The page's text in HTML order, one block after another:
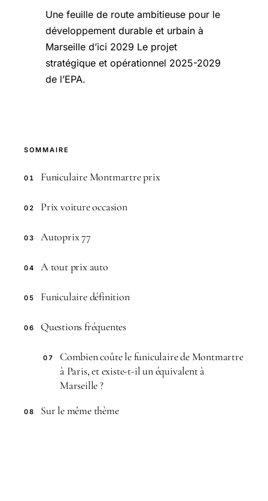
Une feuille de route ambitieuse pour le
développement durable et urbain à
Marseille d’ici 2029 Le projet
stratégique et opérationnel 2025-2029
de l’EPA.
SOMMAIRE
01 Funiculaire Montmartre prix
02 Prix voiture occasion
03 Autoprix 77
04 A tout prix auto
05 Funiculaire définition
06 Questions fréquentes
07
Combien coûte le funiculaire de Montmartre
à Paris, et existe-t-il un équivalent à
Marseille ?
08 Sur le même thème